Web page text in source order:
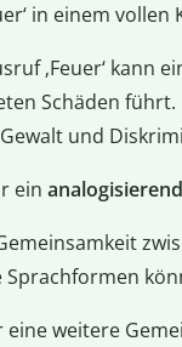
in einem vollen
‚Feuer‘ kann
Schäden
und
ein
weitere